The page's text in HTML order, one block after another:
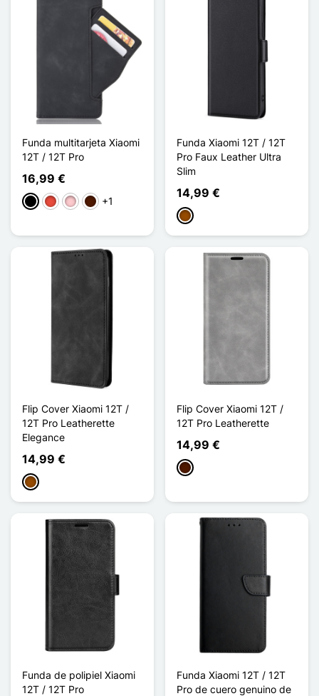
Funda multitarjeta Xiaomi
12T / 12T Pro
16,99 €
NegroRojoRosaMarrón oscuro
+1
Funda Xiaomi 12T / 12T
Pro Faux Leather Ultra
Slim
14,99 €
Marrón
Flip Cover Xiaomi 12T /
12T Pro Leatherette
Elegance
14,99 €
Marrón
Flip Cover Xiaomi 12T /
12T Pro Leatherette
14,99 €
Marrón oscuro
Funda de polipiel Xiaomi
12T / 12T Pro
Funda Xiaomi 12T / 12T
Pro de cuero genuino de